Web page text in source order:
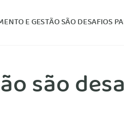
E GESTÃO SÃO DESAFIOS
são